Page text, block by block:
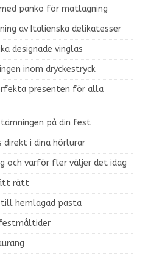
panko för matlagning
av Italienska delikatesser
designade vinglas
inom dryckestryck
presenten för alla
på din fest
direkt i dina hörlurar
och varför fler väljer det idag
rätt
till hemlagad pasta